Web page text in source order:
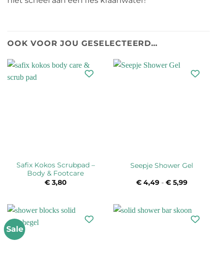
OOK VOOR JOU GESELECTEERD…
Safix Kokos Scrubpad –
Body & Footcare
€3,80
Seepje Shower Gel
€4,49 - €5,99
Sale